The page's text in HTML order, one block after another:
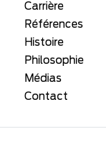
Carrière
Références
Histoire
Philosophie
Médias
Contact